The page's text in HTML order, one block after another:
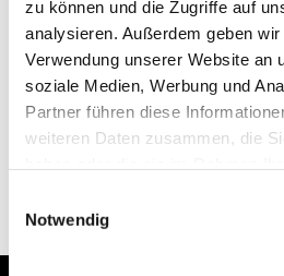
zu können und die Zugriffe auf
analysieren. Außerdem geben
Verwendung unserer Website an
soziale Medien, Werbung und
Partner führen diese
weiteren Daten zusammen, die
Notwendig